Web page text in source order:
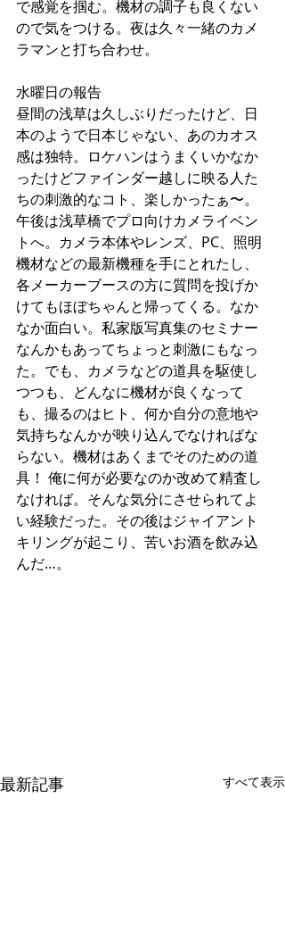
で感覚を掴む。機材の調子も良くない
ので気をつける。夜は久々一緒のカメ
ラマンと打ち合わせ。
水曜日の報告
昼間の浅草は久しぶりだったけど、日
本のようで日本じゃない、あのカオス
感は独特。ロケハンはうまくいかなか
ったけどファインダー越しに映る人た
ちの刺激的なコト、楽しかったぁ〜。
午後は浅草橋でプロ向けカメライベン
トへ。カメラ本体やレンズ、PC、照明
機材などの最新機種を手にとれたし、
各メーカーブースの方に質問を投げか
けてもほぼちゃんと帰ってくる。なか
なか面白い。私家版写真集のセミナー
なんかもあってちょっと刺激にもなっ
た。でも、カメラなどの道具を駆使し
つつも、どんなに機材が良くなって
も、撮るのはヒト、何か自分の意地や
気持ちなんかが映り込んでなければな
らない。機材はあくまでそのための道
具！ 俺に何が必要なのか改めて精査し
なければ。そんな気分にさせられてよ
い経験だった。その後はジャイアント
キリングが起こり、苦いお酒を飲み込
んだ…。
最新記事 すべて表示